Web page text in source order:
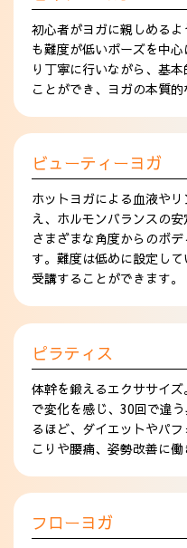
初心者がヨガに親しめる
も難度が低いポーズを中
り丁寧に行いながら、基
ことができ、ヨガの本質的
ビューティーヨガ
ホットヨガによる血液や
え、ホルモンバランスの安
さまざまな角度からのボ
す。難度は低めに設定し
受講することができます。
ピラティス
体幹を鍛えるエクササイ
で変化を感じ、30回で違
るほど、ダイエットやパ
こりや腰痛、姿勢改善に働
フローヨガ